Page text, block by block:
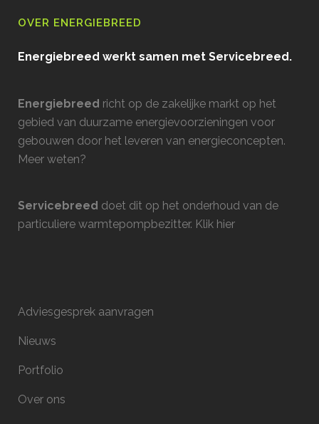
OVER ENERGIEBREED
Energiebreed werkt samen met Servicebreed.
Energiebreed richt op de zakelijke markt op het
gebied van duurzame energievoorzieningen voor
gebouwen door het leveren van energieconcepten.
Meer weten?
Servicebreed doet dit op het onderhoud van de
particuliere warmtepompbezitter. Klik hier
Adviesgesprek aanvragen
Nieuws
Portfolio
Over ons